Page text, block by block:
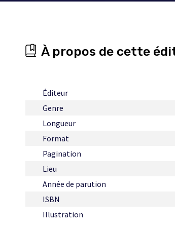
À propos de cette
Éditeur
Genre
Longueur
Format
Pagination
Lieu
Année de parution
ISBN
Illustration